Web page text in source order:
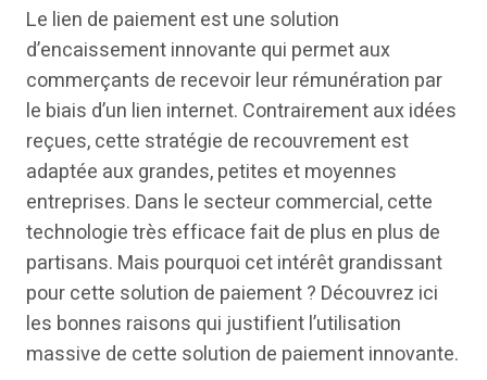
Le lien de paiement est une solution
d’encaissement innovante qui permet aux
commerçants de recevoir leur rémunération par
le biais d’un lien internet. Contrairement aux idées
reçues, cette stratégie de recouvrement est
adaptée aux grandes, petites et moyennes
entreprises. Dans le secteur commercial, cette
technologie très efficace fait de plus en plus de
partisans. Mais pourquoi cet intérêt grandissant
pour cette solution de paiement ? Découvrez ici
les bonnes raisons qui justifient l’utilisation
massive de cette solution de paiement innovante.